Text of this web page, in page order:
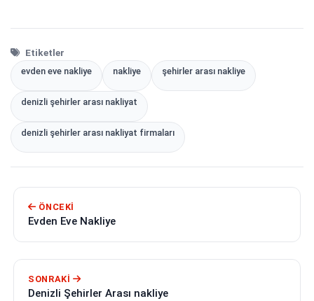
Etiketler
evden eve nakliye nakliye şehirler arası nakliye
denizli şehirler arası nakliyat
denizli şehirler arası nakliyat firmaları
ÖNCEKI
Evden Eve Nakliye
SONRAKI
Denizli Şehirler Arası nakliye